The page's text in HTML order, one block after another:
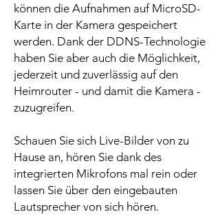
können die Aufnahmen auf MicroSD-
Karte in der Kamera gespeichert
werden. Dank der DDNS-Technologie
haben Sie aber auch die Möglichkeit,
jederzeit und zuverlässig auf den
Heimrouter - und damit die Kamera -
zuzugreifen.
Schauen Sie sich Live-Bilder von zu
Hause an, hören Sie dank des
integrierten Mikrofons mal rein oder
lassen Sie über den eingebauten
Lautsprecher von sich hören.